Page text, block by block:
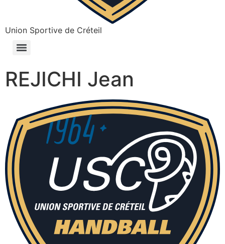
Union Sportive de Créteil
REJICHI Jean